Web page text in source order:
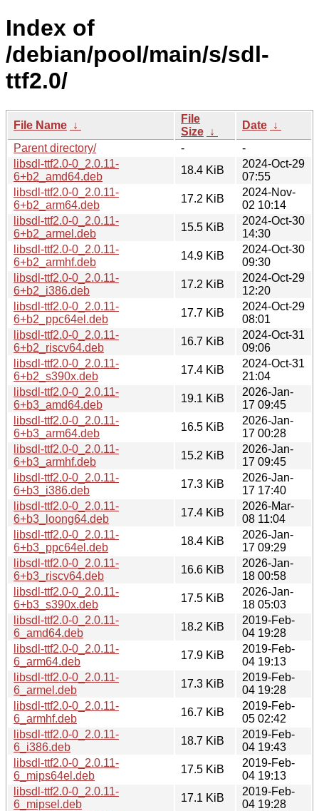
Index of
/debian/pool/main/s/sdl-
ttf2.0/
File Name ↓
File
Size ↓
Date ↓
Parent directory/
-
-
libsdl-ttf2.0-0_2.0.11-
6+b2_amd64.deb
18.4 KiB
2024-Oct-29
07:55
libsdl-ttf2.0-0_2.0.11-
6+b2_arm64.deb
17.2 KiB
2024-Nov-
02 10:14
libsdl-ttf2.0-0_2.0.11-
6+b2_armel.deb
15.5 KiB
2024-Oct-30
14:30
libsdl-ttf2.0-0_2.0.11-
6+b2_armhf.deb
14.9 KiB
2024-Oct-30
09:30
libsdl-ttf2.0-0_2.0.11-
6+b2_i386.deb
17.2 KiB
2024-Oct-29
12:20
libsdl-ttf2.0-0_2.0.11-
6+b2_ppc64el.deb
17.7 KiB
2024-Oct-29
08:01
libsdl-ttf2.0-0_2.0.11-
6+b2_riscv64.deb
16.7 KiB
2024-Oct-31
09:06
libsdl-ttf2.0-0_2.0.11-
6+b2_s390x.deb
17.4 KiB
2024-Oct-31
21:04
libsdl-ttf2.0-0_2.0.11-
6+b3_amd64.deb
19.1 KiB
2026-Jan-
17 09:45
libsdl-ttf2.0-0_2.0.11-
6+b3_arm64.deb
16.5 KiB
2026-Jan-
17 00:28
libsdl-ttf2.0-0_2.0.11-
6+b3_armhf.deb
15.2 KiB
2026-Jan-
17 09:45
libsdl-ttf2.0-0_2.0.11-
6+b3_i386.deb
17.3 KiB
2026-Jan-
17 17:40
libsdl-ttf2.0-0_2.0.11-
6+b3_loong64.deb
17.4 KiB
2026-Mar-
08 11:04
libsdl-ttf2.0-0_2.0.11-
6+b3_ppc64el.deb
18.4 KiB
2026-Jan-
17 09:29
libsdl-ttf2.0-0_2.0.11-
6+b3_riscv64.deb
16.6 KiB
2026-Jan-
18 00:58
libsdl-ttf2.0-0_2.0.11-
6+b3_s390x.deb
17.5 KiB
2026-Jan-
18 05:03
libsdl-ttf2.0-0_2.0.11-
6_amd64.deb
18.2 KiB
2019-Feb-
04 19:28
libsdl-ttf2.0-0_2.0.11-
6_arm64.deb
17.9 KiB
2019-Feb-
04 19:13
libsdl-ttf2.0-0_2.0.11-
6_armel.deb
17.3 KiB
2019-Feb-
04 19:28
libsdl-ttf2.0-0_2.0.11-
6_armhf.deb
16.7 KiB
2019-Feb-
05 02:42
libsdl-ttf2.0-0_2.0.11-
6_i386.deb
18.7 KiB
2019-Feb-
04 19:43
libsdl-ttf2.0-0_2.0.11-
6_mips64el.deb
17.5 KiB
2019-Feb-
04 19:13
libsdl-ttf2.0-0_2.0.11-
6_mipsel.deb
17.1 KiB
2019-Feb-
04 19:28